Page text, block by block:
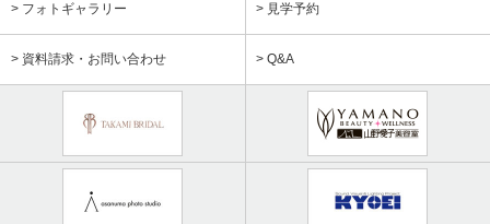
> フォトギャラリー > 見学予約
> 資料請求・お問い合わせ > Q&A